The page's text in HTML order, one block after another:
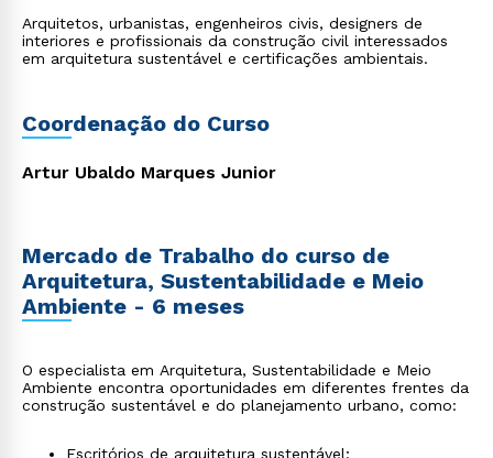
Arquitetos, urbanistas, engenheiros civis, designers de
interiores e profissionais da construção civil interessados
em arquitetura sustentável e certificações ambientais.
Coordenação do Curso
Artur Ubaldo Marques Junior
Mercado de Trabalho do curso de
Arquitetura, Sustentabilidade e Meio
Ambiente - 6 meses
O especialista em Arquitetura, Sustentabilidade e Meio
Ambiente encontra oportunidades em diferentes frentes da
construção sustentável e do planejamento urbano, como:
Escritórios de arquitetura sustentável;